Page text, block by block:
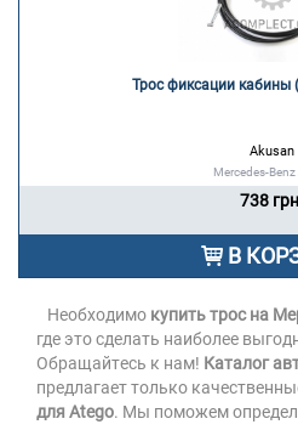
Трос фиксации кабины
Akusan
Mercedes-
738
В
Необходимо купить трос на
где это сделать наиболее
Обращайтесь к нам! Каталог
предлагает только
для Atego. Мы поможем